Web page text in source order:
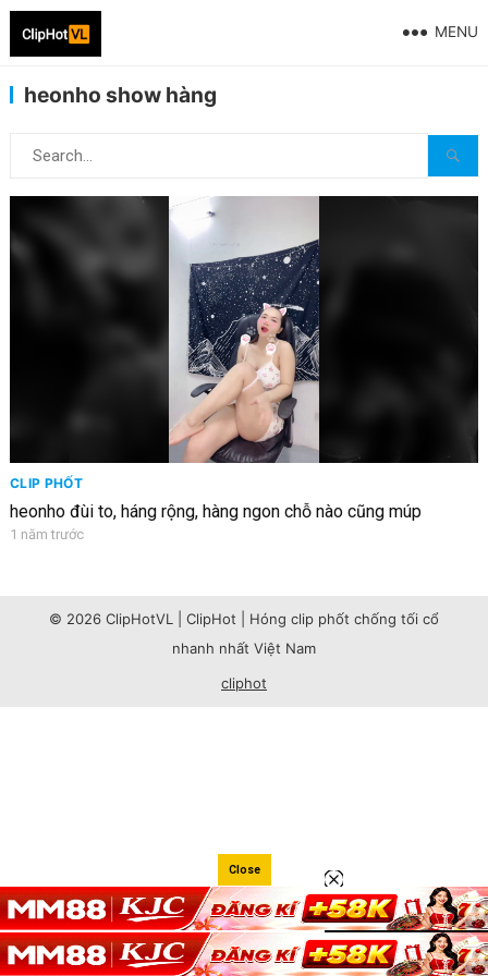
MENU
heonho show hàng
CLIP PHỐT
heonho đùi to, háng rộng, hàng ngon chỗ nào cũng múp
1 năm trước
© 2026 ClipHotVL | ClipHot | Hóng clip phốt chống tối cổ
nhanh nhất Việt Nam
cliphot
Close